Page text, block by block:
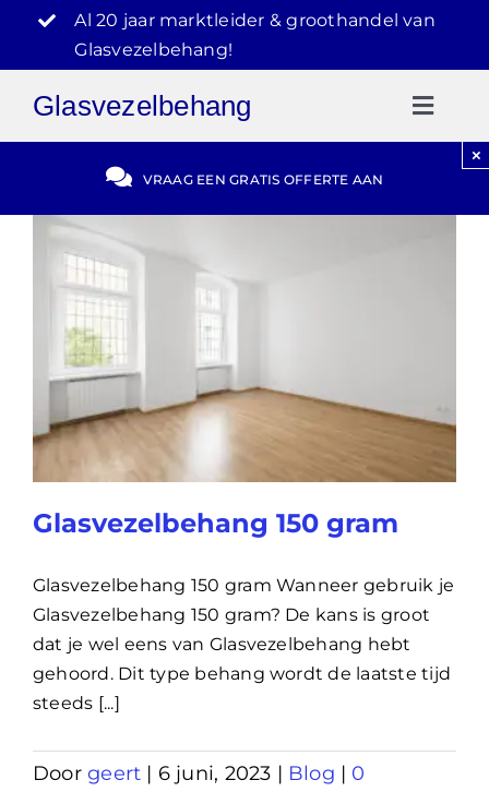
inhoud
Al 20 jaar marktleider & groothandel van
Glasvezelbehang!
Glasvezelbehang
Gratis Offerte
Video Reviews
030-2072303
VRAAG EEN GRATIS OFFERTE AAN
×
Glasvezelbehang 150 gram
Glasvezelbehang 150 gram Wanneer gebruik je
Glasvezelbehang 150 gram? De kans is groot
dat je wel eens van Glasvezelbehang hebt
gehoord. Dit type behang wordt de laatste tijd
steeds [...]
Doorgeert | 6 juni, 2023 | Blog | 0